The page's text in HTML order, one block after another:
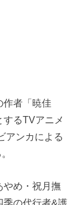
作者「暁佳
るTVアニメ
アンカによる
やめ・祝月撫
季の代行者&護